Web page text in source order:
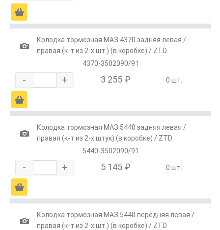
Ä
1
Колодка тормозная МАЗ 4370 задняя левая /
правая (к-т из 2-х шт.) (в коробке) / ZTD
4370-3502090/91
- + 3 255 ₽ 0 шт.
Ä
1
Колодка тормозная МАЗ 5440 задняя левая /
правая (к-т из 2-х штук) (в коробке) / ZTD
5440-3502090/91
- + 5 145 ₽ 0 шт.
Ä
1
Колодка тормозная МАЗ 5440 передняя левая /
правая (к-т из 2-х шт.) (в коробке) / ZTD